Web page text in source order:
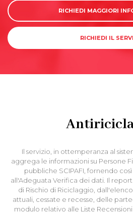
RICHIEDI MAGGIORI
RICHIEDI IL
Il servizio, in ottemperanza al
aggrega le informazioni su Persone
pubbliche SCIPAFI, fornendo
all'Adeguata Verifica dei dati. Il
di Rischio di Riciclaggio,
attuali, cessate e recesse, delle
modulo relativo alle Liste